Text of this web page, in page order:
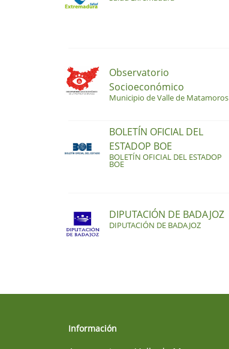
Observatorio
Socioeconómico
Municipio de Valle de Matamoros
BOLETÍN OFICIAL DEL
ESTADOP BOE
BOLETÍN OFICIAL DEL ESTADOP
BOE
DIPUTACIÓN DE BADAJOZ
DIPUTACIÓN DE BADAJOZ
Información